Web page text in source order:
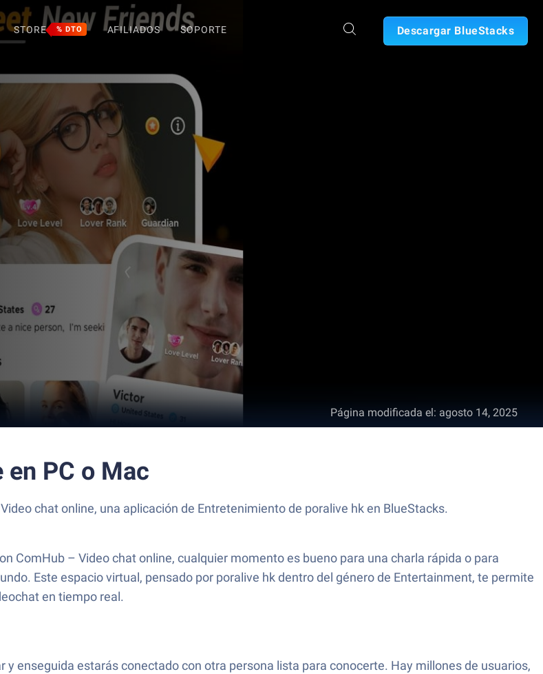
STORE % DTO AFILIADOS SOPORTE Descargar BlueStacks
Página modificada el: agosto 14, 2025
PC o Mac
chat online, una aplicación de Entretenimiento de poralive hk en BlueStacks.
ComHub – Video chat online, cualquier momento es bueno para una charla rápida o para
Este espacio virtual, pensado por poralive hk dentro del género de Entertainment, te permite
en tiempo real.
enseguida estarás conectado con otra persona lista para conocerte. Hay millones de usuarios,